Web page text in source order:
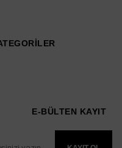
E-BÜLTEN KAYIT